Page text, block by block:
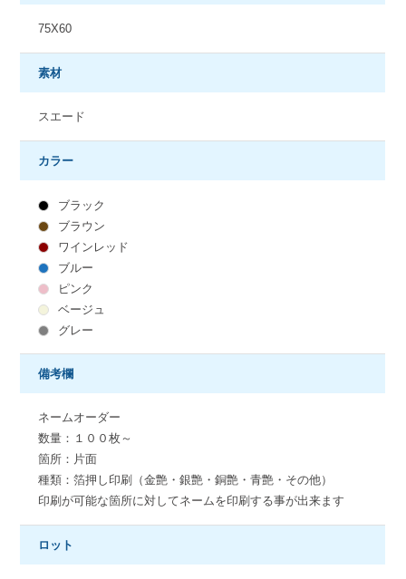
75X60
素材
スエード
カラー
ブラック
ブラウン
ワインレッド
ブルー
ピンク
ベージュ
グレー
備考欄
ネームオーダー
数量：１００枚～
箇所：片面
種類：箔押し印刷（金艶・銀艶・銅艶・青艶・その他）
印刷が可能な箇所に対してネームを印刷する事が出来ます
ロット